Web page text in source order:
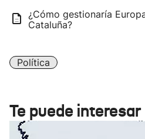
¿Cómo gestionaría
Cataluña?
Política
Te puede interesar